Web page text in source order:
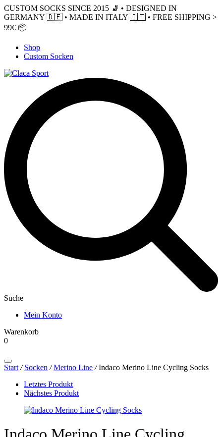
CUSTOM SOCKS SINCE 2015 🧦 • DESIGNED IN
GERMANY 🇩🇪 • MADE IN ITALY 🇮🇹 • FREE SHIPPING >
99€ 📦
Shop
Custom Socken
Suche
Mein Konto
Warenkorb
0
search
Start / Socken / Merino Line /Indaco Merino Line Cycling Socks
Letztes Produkt
Nächstes Produkt